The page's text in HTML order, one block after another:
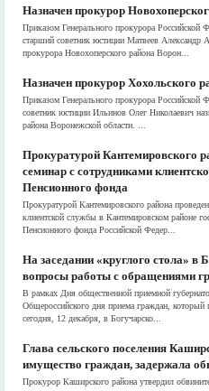
Назначен прокурор
Приказом Генерального прокурора
старший советник юстиции Матвеев Александр
прокурора Новохоперского района Ворон...
Назначен прокурор Хохольского
Приказом Генерального прокурора
советник юстиции Ильинов Олег Николаевич
района Воронежской области. ...
Прокуратурой Кантемировского
семинар с сотрудниками
Пенсионного фонда
Прокуратурой Кантемировского района
клиентской службы в Кантемировском районе
Пенсионного фонда Российской Федер...
На заседании «круглого стола» в
вопросы работы с обращениями
В рамках Дня общественной приемной
Общероссийского дня приема граждан, который
сегодня, 12 декабря, в Богучарско...
Глава сельского поселения
имущество граждан, задержала
Прокурор Каширского района утвердил